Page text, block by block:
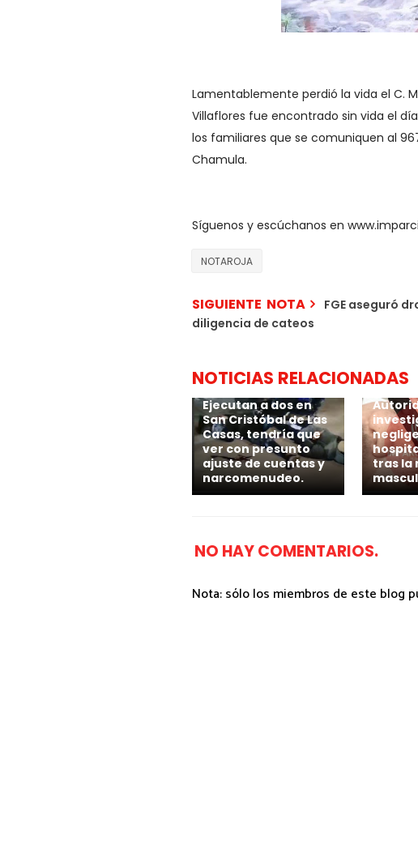
Lamentablemente perdió la vida el C.
Villaflores fue encontrado sin vida el
los familiares que se comuniquen al
Chamula.
Síguenos y escúchanos en
NOTAROJA
SIGUIENTE NOTA
FGE aseguró
diligencia de cateos
NOTICIAS RELACIONADAS
Ejecutan a dos en
San Cristóbal de Las
Casas, tendría que
ver con presunto
ajuste de cuentas y
narcomenudeo.
tras la
NO HAY COMENTARIOS.
Nota: sólo los miembros de este blog